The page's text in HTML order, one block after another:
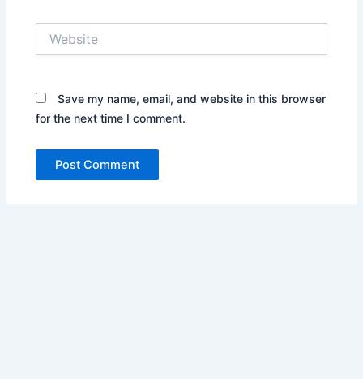
Save my name, email, and website in this browser
for the next time I comment.